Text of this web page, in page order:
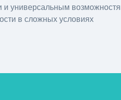
и универсальным
в сложных условиях